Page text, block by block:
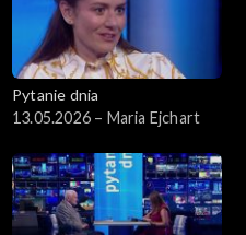
Pytanie dnia
13.05.2026 – Maria Ejchart